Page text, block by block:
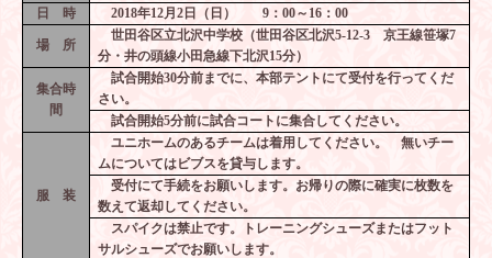
日 時
2018年12月2日（日） 9： 00～ 16： 00
場 所
世田谷区立北沢中学校（世田谷区北沢5-12-3京王線笹塚7
分・井の頭線小田急線下北沢15分）
集合時
間
試合開始30分前までに、本部テントにて受付を行ってくだ
さい。
試合開始5分前に試合コートに集合してください。
服 装
ユニホームのあるチームは着用してください。 無いチー
ムについてはビブスを貸与します。
受付にて手続をお願いします。お帰りの際に確実に枚数を
数えて返却してください。
スパイクは禁止です。トレーニングシューズまたはフット
サルシューズでお願いします。